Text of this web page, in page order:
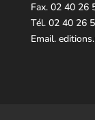
Fax. 02 40 26
Tél. 02 40 26
Email.